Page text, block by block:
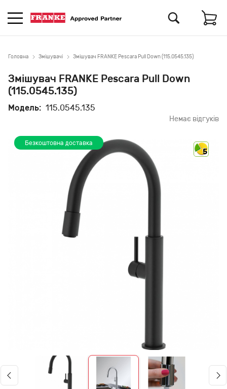
Головна Змішувачі Змішувач FRANKE Pescara Pull Down (115.0545.135)
Змішувач FRANKE Pescara Pull Down
(115.0545.135)
Модель: 115.0545.135
Немає відгуків
Безкоштовна доставка
5